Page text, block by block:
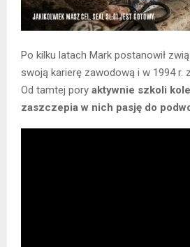
Po kilku latach Mark postanowił
swoją karierę zawodową i w 1994 r.
Od tamtej pory aktywnie szkoli
zaszczepia w nich pasję do